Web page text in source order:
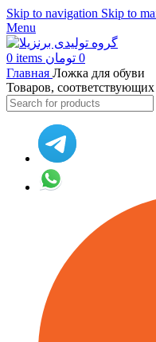
Skip to navigation Skip to
Menu
0 items 0 تومان
Главная Ложка для обуви
Товаров,